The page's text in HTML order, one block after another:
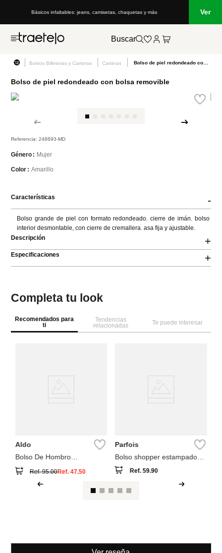
Básicos infaltables: jeans, camisetas, chaquetas y más Ver
Buscar
Bolsos Billeteras y Carteras Carteras
Bolso de piel redondeado con bolsa removible
Referencia:248693-MD
Género Mujer
Color Amarillo
Características -
Bolso grande de piel con formato redondeado. cierre de imán. bolso
interior desmontable, con cierre de cremallera. asa fija y ajustable.
Descripción
+
Especificaciones +
Completa tu look
Recomendados para
ti
Tendencias
relacionadas
Te puede interesar
Aldo
Bolso De Hombro
Ref.95.00Ref.47.50
Parfois
Bolso shopper estampado
con bolsa removible
Ref. 59.90